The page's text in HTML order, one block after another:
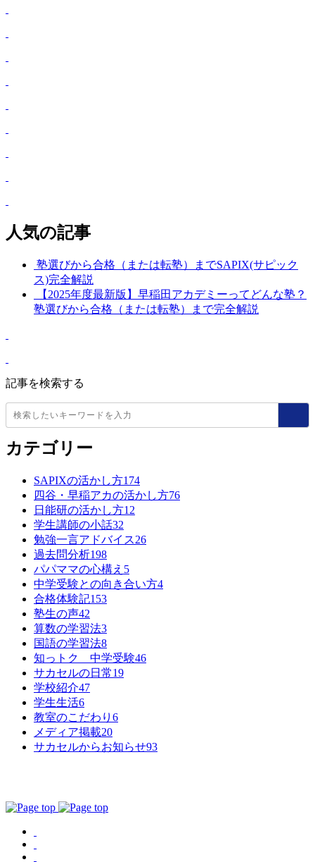
人気の記事
塾選びから合格（または転塾）までSAPIX(サピック
ス)完全解説
【2025年度最新版】早稲田アカデミーってどんな塾？
塾選びから合格（または転塾）まで完全解説
記事を検索する
カテゴリー
SAPIXの活かし方174
四谷・早稲アカの活かし方76
日能研の活かし方12
学生講師の小話32
勉強一言アドバイス26
過去問分析198
パパママの心構え 5
中学受験との向き合い方4
合格体験記153
塾生の声42
算数の学習法3
国語の学習法8
知っトク 中学受験46
サカセルの日常19
学校紹介47
学生生活6
教室のこだわり 6
メディア掲載20
サカセルからお知らせ93